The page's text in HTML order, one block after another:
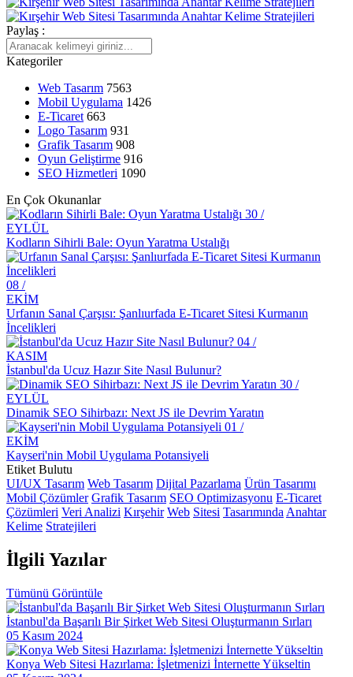
SEO Anahtar Kelime Optimizasyonu Nedir?
Web Tasarımında Müşteri Memnuniyeti: Alesta Medya Farkı
Mobil Trendlerle Web Tasarımında Yenilik Zamanı
Web Tasarımında Dikkat Edilmesi Gerekenler
Web Tasarımında Ürün Detay Sayfasının Önemi
Kullanıcı Dostu Menü Tasarımı: Web Sitesi Deneyimini
Mükemmelleştirme Sanatı
Web Tasarımında Doğru Adres: Alesta Medya
Alesta Medya: Web Tasarımında Profesyonel Çözümler Sunuyor
Katlanabilir Grafikler: Web Tasarımında Yenilikçi Bir Yaklaşım
SEO Uyumlu Web Tasarımında Kullanıcı Deneyimi Önemi
Grid Sistemi: Web Tasarımında Düzenin Temeli
E-Ticaret Web Tasarımı: Dijital Dönüşümün Anahtarı
Anahtar Kelimelerle Dans: SEO Optimizasyonunun Bilinmeyen
Yüzü
SEO Backlink Stratejileri: Web Tasarım Alanında Başarılı Link
İnşası
Toptan Gıda Satışı Web Sitesi Tasarımı: Dijital Pazarlama Stratejileri
ve Trendler
Arkeolog Web Sitesi Tasarımı: Tarihin Derinliklerinde Bir Yolculuk
Sosyal Hizmet Uzmanı Web Sitesi Tasarımı: Profesyonel ve Etkili
Büro Kiralama Web Sitesi Tasarımı: Profesyonel Çözümler ile
Dijital Dönüşüm!
Sanal Asistan Web Sitesi Tasarımı: Profesyonel ve Etkili Çözümler
Kurye ve Taşıma Hizmetleri Web Sitesi Tasarımı: Sektöre Yön
Veren Trendler ve Öneriler
Paylaş :
Kategoriler
Web Tasarım 7563
Mobil Uygulama 1426
E-Ticaret 663
Logo Tasarım 931
Grafik Tasarım 908
Oyun Geliştirme 916
SEO Hizmetleri 1090
En Çok Okunanlar
30 /
EYLÜL
Kodların Sihirli Bale: Oyun Yaratma Ustalığı
08 /
EKİM
Urfanın Sanal Çarşısı: Şanlıurfada E-Ticaret Sitesi Kurmanın
İncelikleri
04 /
KASIM
İstanbul'da Ucuz Hazır Site Nasıl Bulunur?
30 /
EYLÜL
Dinamik SEO Sihirbazı: Next JS ile Devrim Yaratın
01 /
EKİM
Kayseri'nin Mobil Uygulama Potansiyeli
Etiket Bulutu
UI/UX Tasarım Web Tasarım Dijital Pazarlama Ürün Tasarımı
Mobil Çözümler Grafik Tasarım SEO Optimizasyonu E-Ticaret
Çözümleri Veri Analizi Kırşehir Web Sitesi Tasarımında Anahtar
Kelime Stratejileri
İlgili Yazılar
Tümünü Görüntüle
İstanbul'da Başarılı Bir Şirket Web Sitesi Oluşturmanın Sırları
05 Kasım 2024
Konya Web Sitesi Hazırlama: İşletmenizi İnternette Yükseltin